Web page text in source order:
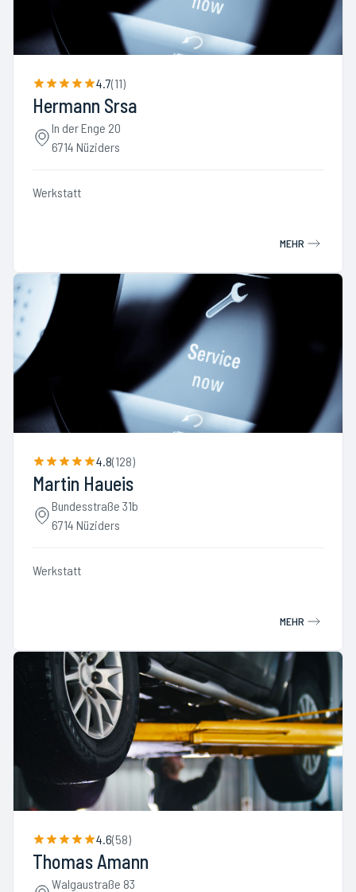
4.7(11)
Hermann Srsa
In der Enge 20
6714 Nüziders
Werkstatt
MEHR
4.8(128)
Martin Haueis
Bundesstraße 31b
6714 Nüziders
Werkstatt
MEHR
4.6(58)
Thomas Amann
Walgaustraße 83